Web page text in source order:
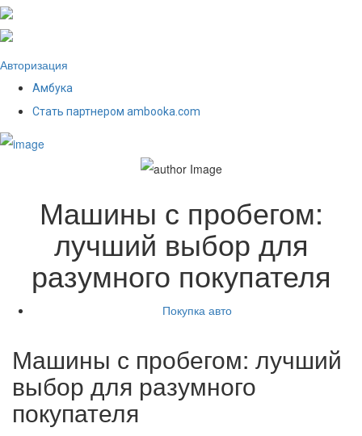
Авторизация
Амбука
Стать партнером ambooka.com
Машины с пробегом:
лучший выбор для
разумного покупателя
Покупка авто
Машины с пробегом: лучший
выбор для разумного
покупателя